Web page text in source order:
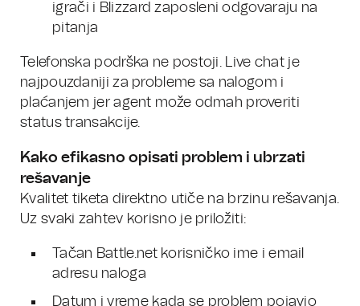
igrači i Blizzard zaposleni odgovaraju na
pitanja
Telefonska podrška ne postoji. Live chat je
najpouzdaniji za probleme sa nalogom i
plaćanjem jer agent može odmah proveriti
status transakcije.
Kako efikasno opisati problem i ubrzati
rešavanje
Kvalitet tiketa direktno utiče na brzinu rešavanja.
Uz svaki zahtev korisno je priložiti:
Tačan Battle.net korisničko ime i email
adresu naloga
Datum i vreme kada se problem pojavio